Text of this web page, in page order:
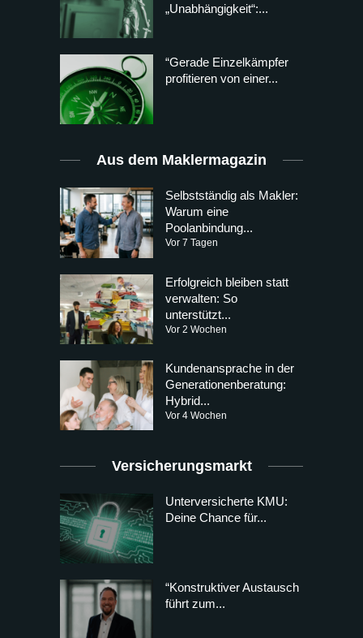
„Unabhängigkeit“:...
“Gerade Einzelkämpfer
profitieren von einer...
Aus dem Maklermagazin
Selbstständig als Makler:
Warum eine
Poolanbindung...
Vor 7 Tagen
Erfolgreich bleiben statt
verwalten: So
unterstützt...
Vor 2 Wochen
Kundenansprache in der
Generationenberatung:
Hybrid...
Vor 4 Wochen
Versicherungsmarkt
Unterversicherte KMU:
Deine Chance für...
“Konstruktiver Austausch
führt zum...